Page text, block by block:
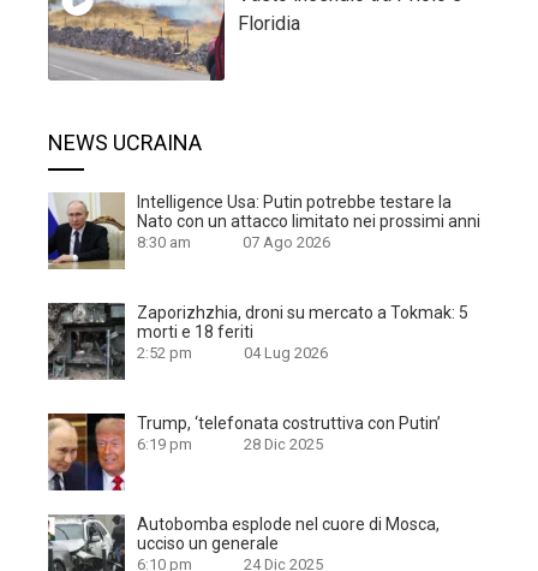
Floridia
NEWS UCRAINA
Intelligence Usa: Putin potrebbe testare la
Nato con un attacco limitato nei prossimi anni
8:30 am 07 Ago 2026
Zaporizhzhia, droni su mercato a Tokmak: 5
morti e 18 feriti
2:52 pm 04 Lug 2026
Trump, ‘telefonata costruttiva con Putin’
6:19 pm 28 Dic 2025
Autobomba esplode nel cuore di Mosca,
ucciso un generale
6:10 pm 24 Dic 2025